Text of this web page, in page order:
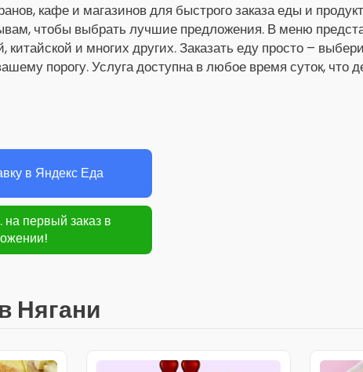
кафе и магазинов для быстрого заказа еды и
чтобы выбрать лучшие предложения. В меню
китайской и многих других. Заказать еду просто –
порогу. Услуга доступна в любое время суток,
в Яндекс Еда
первый заказ в
Нягани